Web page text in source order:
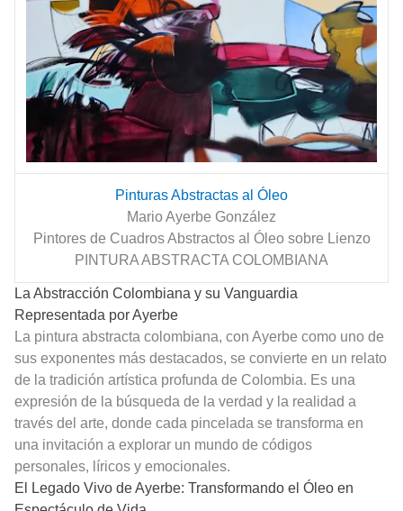
Pinturas Abstractas al Óleo
Mario Ayerbe González
Pintores de Cuadros Abstractos al Óleo sobre Lienzo
PINTURA ABSTRACTA COLOMBIANA
La Abstracción Colombiana y su Vanguardia
Representada por Ayerbe
La pintura abstracta colombiana, con Ayerbe como uno de
sus exponentes más destacados, se convierte en un relato
de la tradición artística profunda de Colombia. Es una
expresión de la búsqueda de la verdad y la realidad a
través del arte, donde cada pincelada se transforma en
una invitación a explorar un mundo de códigos
personales, líricos y emocionales.
El Legado Vivo de Ayerbe: Transformando el Óleo en